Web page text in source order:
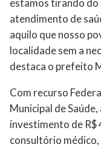
estamos tirando
atendimento de
aquilo que nosso
localidade sem a
destaca o prefeito
Com recurso
Municipal de
investimento de R$
consultório